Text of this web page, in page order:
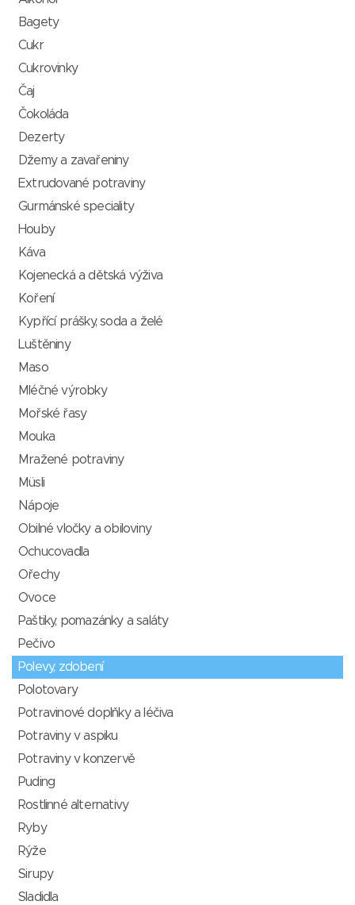
Bagety
Cukr
Cukrovinky
Čaj
Čokoláda
Dezerty
Džemy a zavařeniny
Extrudované potraviny
Gurmánské speciality
Houby
Káva
Kojenecká a dětská výživa
Koření
Kypřící prášky, soda a želé
Luštěniny
Maso
Mléčné výrobky
Mořské řasy
Mouka
Mražené potraviny
Müsli
Nápoje
Obilné vločky a obiloviny
Ochucovadla
Ořechy
Ovoce
Paštiky, pomazánky a saláty
Pečivo
Polevy, zdobení
Polotovary
Potravinové doplňky a léčiva
Potraviny v aspiku
Potraviny v konzervě
Puding
Rostlinné alternativy
Ryby
Rýže
Sirupy
Sladidla